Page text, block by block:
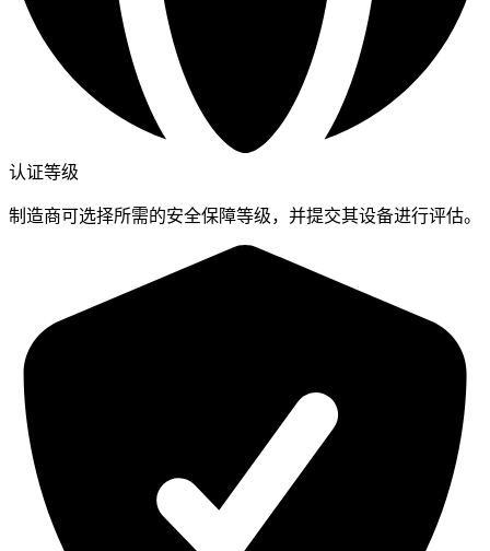
认证等级
制造商可选择所需的安全保障等级，并提交其设备进行评估。